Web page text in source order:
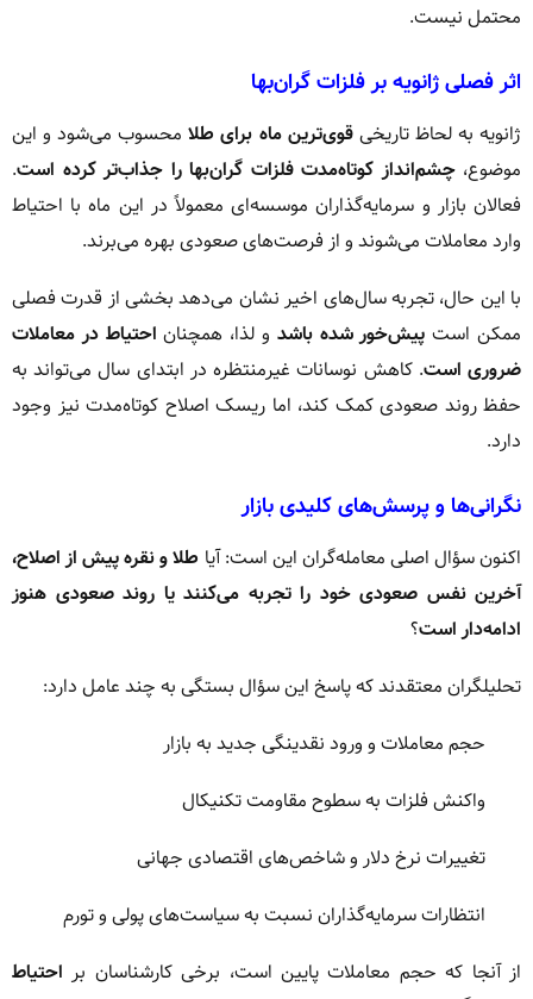
محتمل نیست.
اثر فصلی ژانویه بر فلزات گران‌بها
ژانویه به لحاظ تاریخیقوی‌ترین ماه برای طلامحسوب می‌شود و این
موضوع،چشم‌انداز کوتاه‌مدت فلزات گران‌بها را جذاب‌تر کرده است.
فعالان بازار و سرمایه‌گذاران موسسه‌ای معمولاً در این ماه با احتیاط
وارد معاملات می‌شوند و از فرصت‌های صعودی بهره می‌برند.
با این حال، تجربه سال‌های اخیر نشان می‌دهد بخشی از قدرت فصلی
ممکن است پیش‌خور شده باشد و لذا، همچنان احتیاط در معاملات
ضروری است. کاهش نوسانات غیرمنتظره در ابتدای سال می‌تواند به
حفظ روند صعودی کمک کند، اما ریسک اصلاح کوتاه‌مدت نیز وجود
دارد.
نگرانی‌ها و پرسش‌های کلیدی بازار
اکنون سؤال اصلی معامله‌گران این است: آیا طلا و نقره پیش از اصلاح،
آخرین نفس صعودی خود را تجربه می‌کنند یا روند صعودی هنوز
ادامه‌دار است؟
تحلیلگران معتقدند که پاسخ این سؤال بستگی به چند عامل دارد:
حجم معاملات و ورود نقدینگی جدید به بازار
واکنش فلزات به سطوح مقاومت تکنیکال
تغییرات نرخ دلار و شاخص‌های اقتصادی جهانی
انتظارات سرمایه‌گذاران نسبت به سیاست‌های پولی و تورم
از آنجا که حجم معاملات پایین است، برخی کارشناسان بر احتیاط